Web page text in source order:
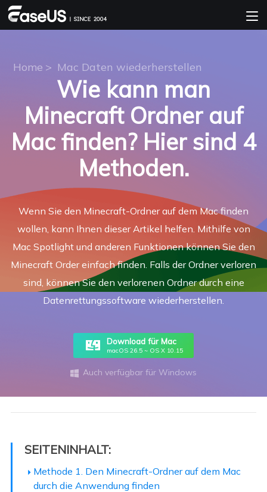
Home > Mac Daten wiederherstellen
Wie kann man
Minecraft Ordner auf
Mac finden? Hier sind 4
Methoden.
Wenn Sie den Minecraft-Ordner auf dem Mac finden
wollen, kann Ihnen dieser Artikel helfen. Mithilfe von
Mac Spotlight und anderen Funktionen können Sie den
Minecraft Order einfach finden. Falls der Ordner verloren
sind, können Sie den verlorenen Ordner durch eine
Datenrettungssoftware wiederherstellen.
Download für Mac
macOS 26.5 ~ OS X 10.15
 Auch verfügbar für Windows
SEITENINHALT:
Methode 1. Den Minecraft-Ordner auf dem Mac
durch die Anwendung finden